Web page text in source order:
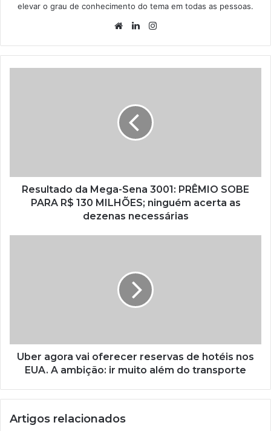
elevar o grau de conhecimento do tema em todas as pessoas.
WebsiteLinkedin
Resultado da Mega-Sena 3001: PRÊMIO SOBE
PARA R$ 130 MILHÕES; ninguém acerta as
dezenas necessárias
Uber agora vai oferecer reservas de hotéis nos
EUA. A ambição: ir muito além do transporte
Artigos relacionados